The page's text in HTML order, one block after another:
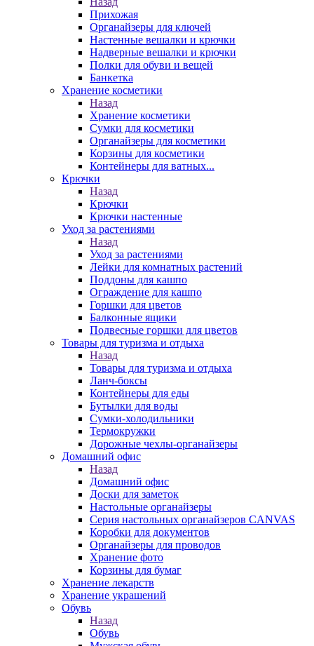
Прихожая
Органайзеры для ключей
Настенные вешалки и крючки
Надверные вешалки и крючки
Полки для обуви и вещей
Банкетка
Хранение косметики
Назад
Хранение косметики
Сумки для косметики
Органайзеры для косметики
Корзины для косметики
Контейнеры для ватных...
Крючки
Назад
Крючки
Крючки настенные
Уход за растениями
Назад
Уход за растениями
Лейки для комнатных растений
Поддоны для кашпо
Ограждение для кашпо
Горшки для цветов
Балконные ящики
Подвесные горшки для цветов
Товары для туризма и отдыха
Назад
Товары для туризма и отдыха
Ланч-боксы
Контейнеры для еды
Бутылки для воды
Сумки-холодильники
Термокружки
Дорожные чехлы-органайзеры
Домашний офис
Назад
Домашний офис
Доски для заметок
Настольные органайзеры
Серия настольных органайзеров CANVAS
Коробки для документов
Органайзеры для проводов
Хранение фото
Корзины для бумаг
Хранение лекарств
Хранение украшений
Обувь
Назад
Обувь